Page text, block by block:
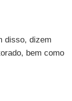
disso, dizem
bem como